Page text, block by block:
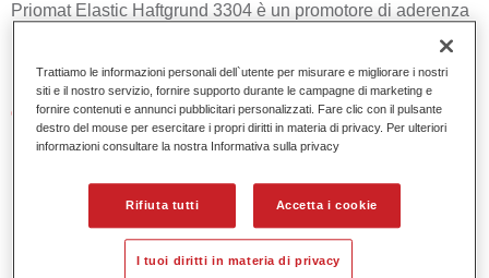
Priomat Elastic Haftgrund 3304 è un promotore di aderenza
Caratteristiche del prodotto
Buona adesione.
Facile da applicare.
Product Variant
Trattiamo le informazioni personali dell`utente per misurare e migliorare i nostri
siti e il nostro servizio, fornire supporto durante le campagne di marketing e
fornire contenuti e annunci pubblicitari personalizzati. Fare clic con il pulsante
destro del mouse per esercitare i propri diritti in materia di privacy. Per ulteriori
informazioni consultare la nostra Informativa sulla privacy
Rifiuta tutti Accetta i cookie
I tuoi diritti in materia di privacy